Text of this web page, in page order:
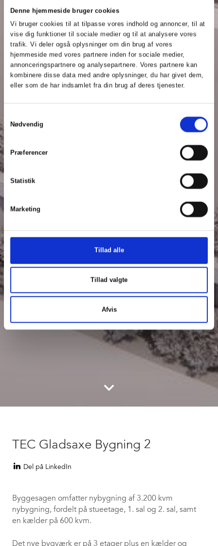
Denne hjemmeside bruger cookies
Vi bruger cookies til at tilpasse vores indhold og annoncer, til at
vise dig funktioner til sociale medier og til at analysere vores
trafik. Vi deler også oplysninger om din brug af vores
hjemmeside med vores partnere inden for sociale medier,
annonceringspartnere og analysepartnere. Vores partnere kan
kombinere disse data med andre oplysninger, du har givet dem,
eller som de har indsamlet fra din brug af deres tjenester.
Nødvendig
Præferencer
Statistik
Marketing
Tillad alle
Tillad valgte
Afvis
keyboard_arrow_down
TEC Gladsaxe Bygning 2
Del på LinkedIn
Byggesagen omfatter nybygning af 3.200 kvm
nybygning, fordelt på stueetage, 1. sal og 2. sal, samt
en kælder på 600 kvm.
Det nye bygværk er på 3 etager plus en kælder og